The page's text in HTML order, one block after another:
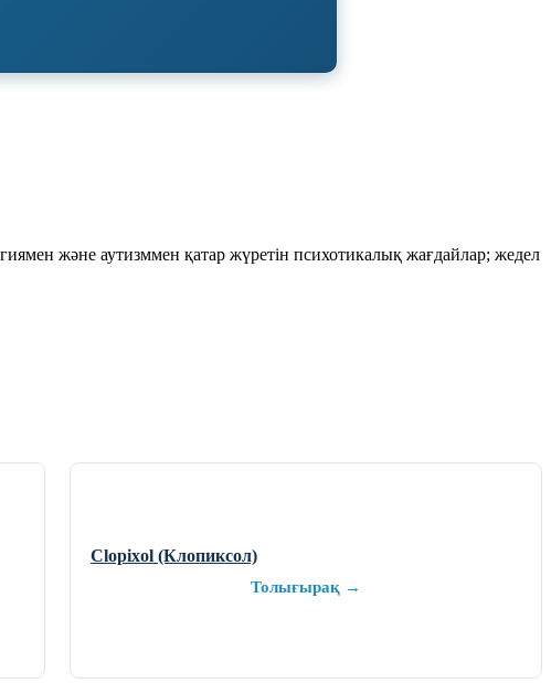
және аутизммен қатар жүретін психотикалық жағдайлар; жедел
Clopixol (Клопиксол)
Толығырақ →